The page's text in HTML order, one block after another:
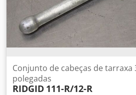
Conjunto de cabeças de tarraxa
polegadas
RIDGID 111-R/12-R